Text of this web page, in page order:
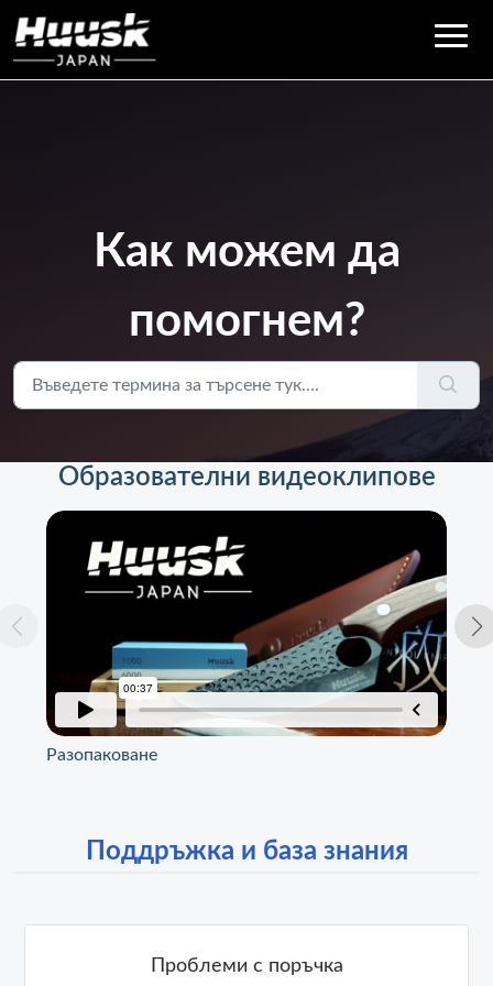
Как можем да
помогнем?
Образователни видеоклипове
Разопаковане
Поддръжка и база знания
Проблеми с поръчка